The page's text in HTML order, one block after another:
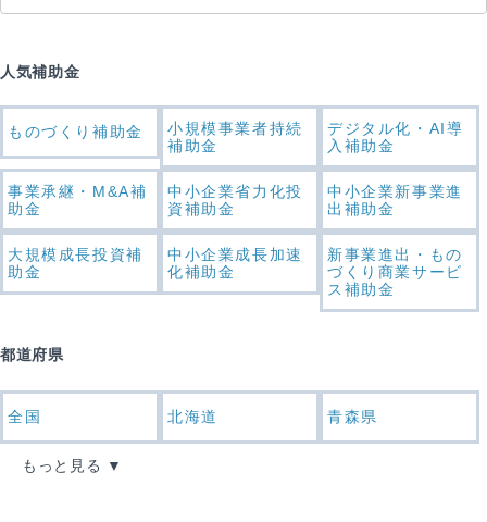
人気補助金
ものづくり補助金
小規模事業者持続
補助金
デジタル化・AI導
入補助金
事業承継・M&A補
助金
中小企業省力化投
資補助金
中小企業新事業進
出補助金
大規模成長投資補
助金
中小企業成長加速
化補助金
新事業進出・もの
づくり商業サービ
ス補助金
都道府県
全国 北海道 青森県
もっと見る